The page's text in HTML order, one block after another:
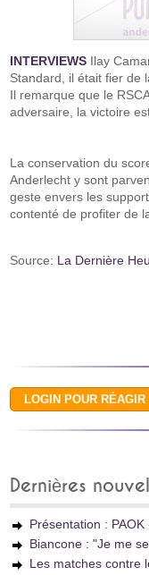
INTERVIEWS Ilay
Standard, il était fier de
Il remarque que le
adversaire, la victoire
La conservation du
Anderlecht y sont
geste envers les
contenté de profiter de
Source: La Dernière
Dernières
Présentation : PAOK
Biancone : "Je me
Les matches contre